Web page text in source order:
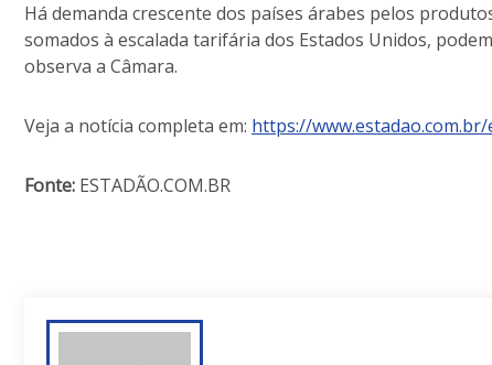
Há demanda crescente dos países árabes pelos
somados à escalada tarifária dos Estados Unidos,
observa a Câmara.
Veja a notícia completa em: https://
Fonte: ESTADÃO.COM.BR